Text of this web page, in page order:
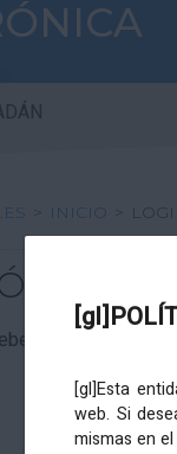
[gl]Esta
web. Si
mismas en
> INICIO >
identificarse